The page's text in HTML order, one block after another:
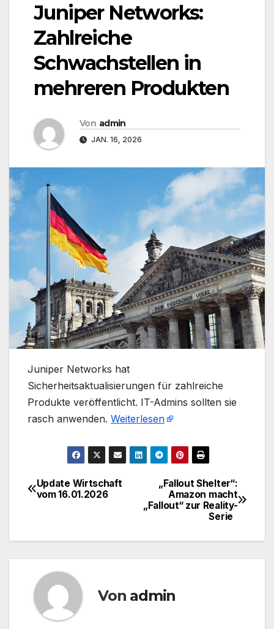
Juniper Networks:
Zahlreiche
Schwachstellen in
mehreren Produkten
Von admin
JAN. 16, 2026
​Juniper Networks hat
Sicherheitsaktualisierungen für zahlreiche
Produkte veröffentlicht. IT-Admins sollten sie
rasch anwenden. Weiterlesen
Beitragsnavigation
„Fallout Shelter“:
Amazon macht
„Fallout“ zur Reality-
Serie ​ ​
Update Wirtschaft
vom 16.01.2026
Von admin